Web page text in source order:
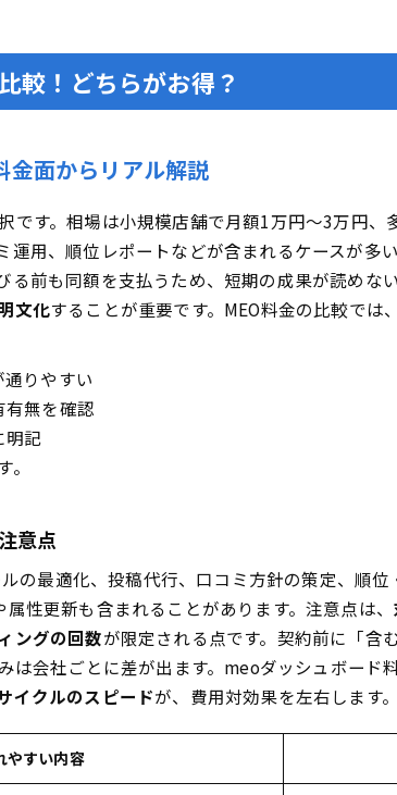
較！どちらがお得？
金面からリアル解説
です。相場は小規模店舗で月額1万円〜3万円
用、順位レポートなどが含まれるケースが多
前も同額を支払うため、短期の成果が読めな
文化することが重要です。MEO料金の比較では
りやすい
有無を確認
明記
意点
の最適化、投稿代行、口コミ方針の策定、順
性更新も含まれることがあります。注意点は、
ングの回数が限定される点です。契約前に「含
は会社ごとに差が出ます。meoダッシュボー
イクルのスピードが、費用対効果を左右します。
やすい内容